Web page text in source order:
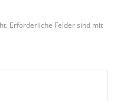
Erforderliche Felder sind mit